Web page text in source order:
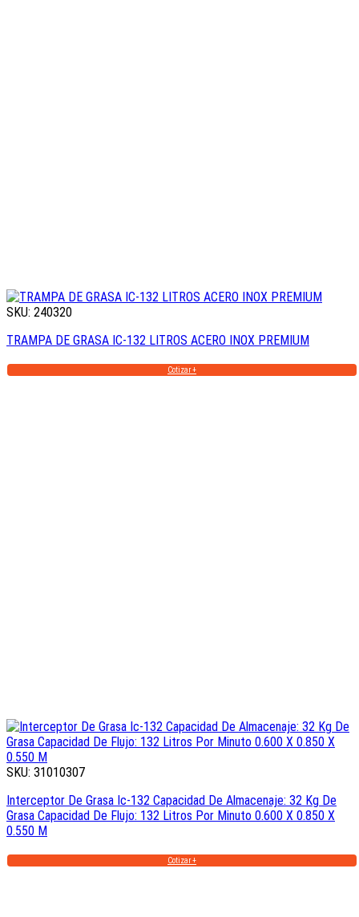
SKU: 240320
TRAMPA DE GRASA IC-132 LITROS ACERO INOX PREMIUM
Cotizar +
SKU: 31010307
Interceptor De Grasa Ic-132 Capacidad De Almacenaje: 32 Kg De
Grasa Capacidad De Flujo: 132 Litros Por Minuto 0.600 X 0.850 X
0.550 M
Cotizar +